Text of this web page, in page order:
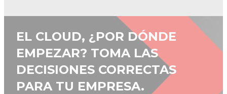
EL CLOUD, ¿POR DÓNDE
EMPEZAR? TOMA LAS
DECISIONES CORRECTAS
PARA TU EMPRESA.